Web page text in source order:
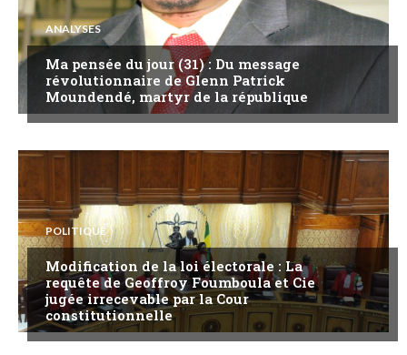
ANALYSES
Ma pensée du jour (31) : Du message
révolutionnaire de Glenn Patrick
Moundendé, martyr de la république
POLITIQUE
Modification de la loi électorale : La
requête de Geoffroy Foumboula et Cie
jugée irrecevable par la Cour
constitutionnelle